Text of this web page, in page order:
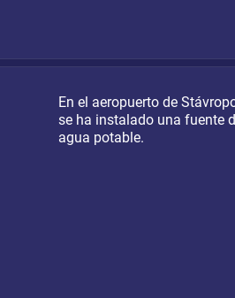
En el aeropuerto de
se ha instalado una fuente
agua potable.